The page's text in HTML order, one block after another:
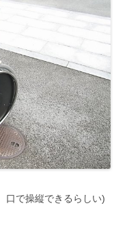
口で操縦できるらしい)